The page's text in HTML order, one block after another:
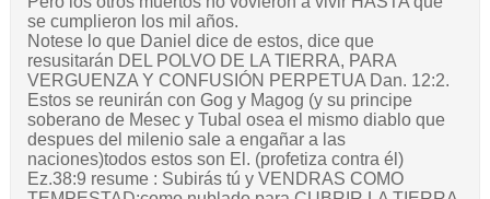
se cumplieron los mil años.
Notese lo que Daniel dice de estos, dice que
resusitarán DEL POLVO DE LA TIERRA, PARA
VERGUENZA Y CONFUSIÓN PERPETUA Dan. 12:2.
Estos se reunirán con Gog y Magog (y su principe
soberano de Mesec y Tubal osea el mismo diablo que
despues del milenio sale a engañar a las
naciones)todos estos son El. (profetiza contra él)
Ez.38:9 resume : Subirás tú y VENDRAS COMO